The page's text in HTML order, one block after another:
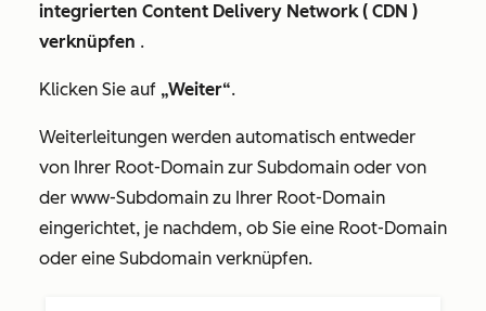
integrierten Content Delivery Network ( CDN )
verknüpfen .
Klicken Sie auf „Weiter“.
Weiterleitungen werden automatisch entweder
von Ihrer Root-Domain zur Subdomain oder von
der www-Subdomain zu Ihrer Root-Domain
eingerichtet, je nachdem, ob Sie eine Root-Domain
oder eine Subdomain verknüpfen.